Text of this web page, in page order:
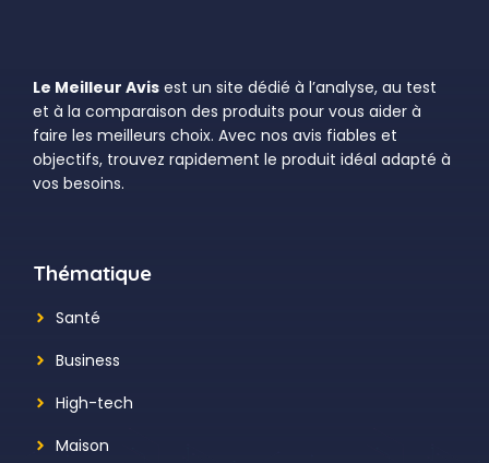
Le Meilleur Avis est un site dédié à l’analyse, au test
et à la comparaison des produits pour vous aider à
faire les meilleurs choix. Avec nos avis fiables et
objectifs, trouvez rapidement le produit idéal adapté à
vos besoins.
Thématique
Santé
Business
High-tech
Maison